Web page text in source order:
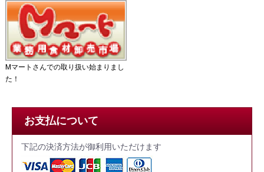
Mマートさんでの取り扱い始まりまし
た！
お支払について
下記の決済方法が御利用いただけます